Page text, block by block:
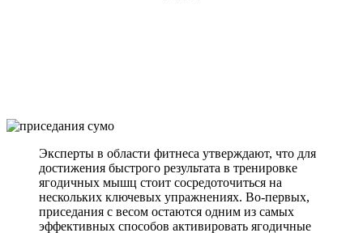
Эксперты в области фитнеса утверждают, что для
достижения быстрого результата в тренировке
ягодичных мышц стоит сосредоточиться на
нескольких ключевых упражнениях. Во-первых,
приседания с весом остаются одним из самых
эффективных способов активировать ягодичные